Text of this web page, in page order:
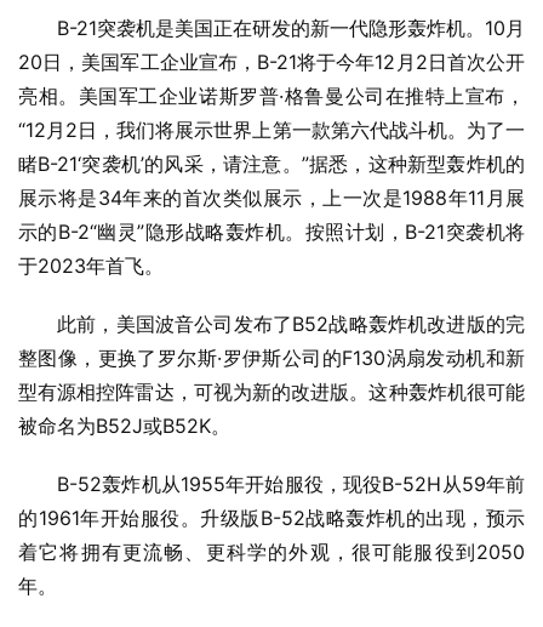
B-21突袭机是美国正在研发的新一代隐形轰炸机。10月
20日，美国军工企业宣布，B-21将于今年12月2日首次公开
亮相。美国军工企业诺斯罗普·格鲁曼公司在推特上宣布，
“12月2日，我们将展示世界上第一款第六代战斗机。为了一
睹B-21‘突袭机’的风采，请注意。”据悉，这种新型轰炸机的
展示将是34年来的首次类似展示，上一次是1988年11月展
示的B-2“幽灵”隐形战略轰炸机。按照计划，B-21突袭机将
于2023年首飞。
此前，美国波音公司发布了B52战略轰炸机改进版的完
整图像，更换了罗尔斯·罗伊斯公司的F130涡扇发动机和新
型有源相控阵雷达，可视为新的改进版。这种轰炸机很可能
被命名为B52J或B52K。
B-52轰炸机从1955年开始服役，现役B-52H从59年前
的1961年开始服役。升级版B-52战略轰炸机的出现，预示
着它将拥有更流畅、更科学的外观，很可能服役到2050
年。